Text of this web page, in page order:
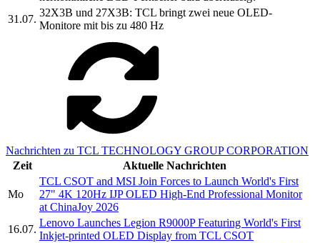
31.07.
32X3B und 27X3B: TCL bringt zwei neue OLED-
Monitore mit bis zu 480 Hz
Nachrichten zu TCL TECHNOLOGY GROUP CORPORATION
Zeit
Aktuelle Nachrichten
Mo
TCL CSOT and MSI Join Forces to Launch World's First
27" 4K 120Hz IJP OLED High-End Professional Monitor
at ChinaJoy 2026
16.07.
Lenovo Launches Legion R9000P Featuring World's First
Inkjet-printed OLED Display from TCL CSOT